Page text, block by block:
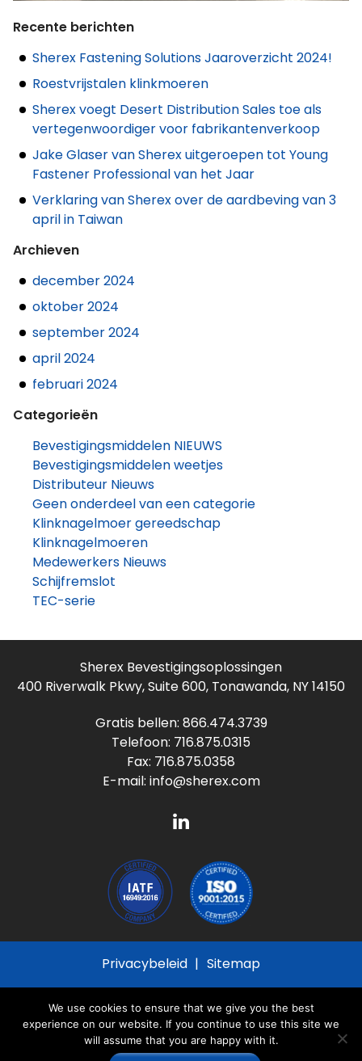
Recente berichten
Sherex Fastening Solutions Jaaroverzicht 2024!
Roestvrijstalen klinkmoeren
Sherex voegt Desert Distribution Sales toe als
vertegenwoordiger voor fabrikantenverkoop
Jake Glaser van Sherex uitgeroepen tot Young
Fastener Professional van het Jaar
Verklaring van Sherex over de aardbeving van 3
april in Taiwan
Archieven
december 2024
oktober 2024
september 2024
april 2024
februari 2024
Categorieën
Bevestigingsmiddelen NIEUWS
Bevestigingsmiddelen weetjes
Distributeur Nieuws
Geen onderdeel van een categorie
Klinknagelmoer gereedschap
Klinknagelmoeren
Medewerkers Nieuws
Schijfremslot
TEC-serie
Sherex Bevestigingsoplossingen
400 Riverwalk Pkwy, Suite 600, Tonawanda, NY 14150
Gratis bellen: 866.474.3739
Telefoon: 716.875.0315
Fax: 716.875.0358
E-mail: info@sherex.com
Privacybeleid
Sitemap
Reserved
Site gemaakt door Thomas Marketing Services
en
We use cookies to ensure that we give you the best
experience on our website. If you continue to use this site we
will assume that you are happy with it.